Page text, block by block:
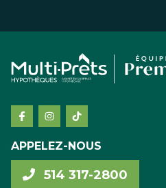
APPELEZ-NOUS
514 317-2800